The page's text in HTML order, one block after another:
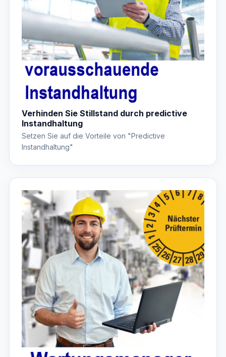
Verhinden Sie Stillstand durch predictive
Instandhaltung
Setzen Sie auf die Vorteile von "Predictive
Instandhaltung"